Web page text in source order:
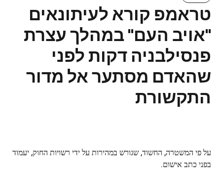
טראמפ קורא לעיתונאים
"אויב העם" במהלך עצרת
פנסילבניה דקות לפני
שהאדם מסתער אל מדור
התקשורת
על פי המשטרה, החשוד, שגורש במהירות על ידי רשויות החוק, יעמוד
בפני כתב אישום.